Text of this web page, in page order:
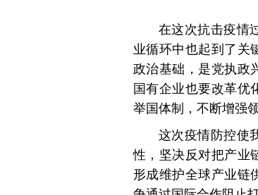
在这次抗击疫情
业循环中也起到了关
政治基础，是党执政
国有企业也要改革优
举国体制，不断增强
这次疫情防控使
性，坚决反对把产业
形成维护全球产业链